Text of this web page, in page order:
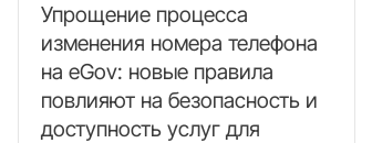
Упрощение процесса
изменения номера телефона
на eGov: новые правила
повлияют на безопасность и
доступность услуг для